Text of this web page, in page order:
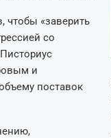
чтобы «заверить
со
и
поставок